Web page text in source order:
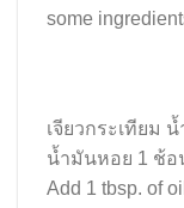
some
เจียวกระเทียม
น้ำมันหอย 1 ช้อ
Add 1 tbsp. of